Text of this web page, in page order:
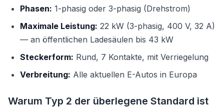
Phasen: 1-phasig oder 3-phasig (Drehstrom)
Maximale Leistung: 22 kW (3-phasig, 400 V, 32 A)
— an öffentlichen Ladesäulen bis 43 kW
Steckerform: Rund, 7 Kontakte, mit Verriegelung
Verbreitung: Alle aktuellen E-Autos in Europa
Warum Typ 2 der überlegene Standard ist